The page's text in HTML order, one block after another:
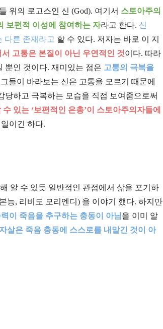
위의 로고스인 신 (God). 여기서 스토아주의
보편적 이성에 참여하는 자라고 한다. 신
다른 존재라고 할 수 있다. 저자는 바로 이 지
고통은 본질이 아닌 우연적인 것이다. 따라
뿐인 것이다. 재미있는 점은 고통의 극복을
들이 바라보는 신은 고통을 모르기 때문에
하고 극복하는 모습을 직접 보여줌으로써
있는 ‘보편적인 은총’이 스토아주의자들에
이긴 하다.
알 수 있듯 일반적인 관점에서 삶을 포기하
능, 리비도 모리엔디) 을 이야기 했다. 하지만
이 죽음을 추구하는 충동이 아님 을 이미 알
자살은 죽음 충동에 스스로를 내맡긴 것이 아